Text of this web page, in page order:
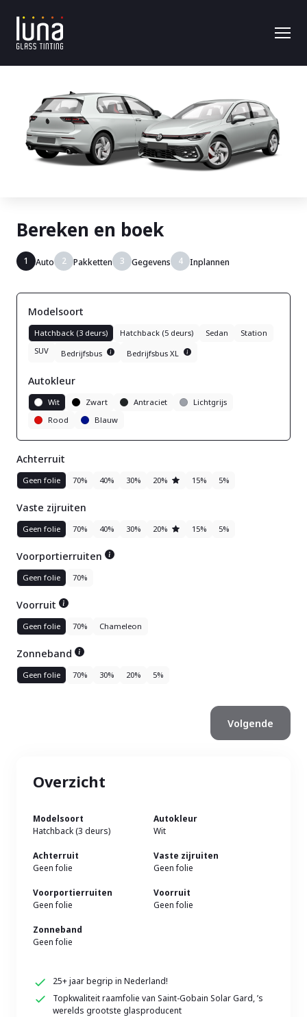
Bereken en boek
1 Auto 2 Pakketten 3 Gegevens 4 Inplannen
Modelsoort
Hatchback (3 deurs) Hatchback (5 deurs) Sedan
Station
SUV
Bedrijfsbus Bedrijfsbus XL
Autokleur
Wit Zwart Antraciet
Lichtgrijs
Rood
Blauw
Achterruit
Geen folie 70% 40% 30% 20% 15% 5%
Vaste zijruiten
Geen folie 70% 40% 30% 20% 15% 5%
Voorportierruiten
Geen folie 70%
Voorruit
Geen folie 70% Chameleon
Zonneband
Geen folie 70% 30% 20% 5%
Overzicht
Modelsoort
Hatchback (3 deurs)
Autokleur
Wit
Achterruit
Geen folie
Vaste zijruiten
Geen folie
Voorportierruiten
Geen folie
Voorruit
Geen folie
Zonneband
Geen folie
25+ jaar begrip in Nederland!
Topkwaliteit raamfolie van Saint-Gobain Solar Gard, ’s
werelds grootste glasproducent